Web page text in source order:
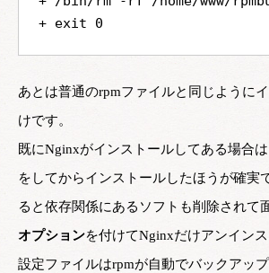
あとは普通のrpmファイルと同じように
けです。
既にNginxがインストールしてある場合
をしてからインストールしたほうが確実
ると依存関係にあるソフトも削除されて
オプションを付けてNginxだけアンインス
設定ファイルはrpmが自動でバックアッ